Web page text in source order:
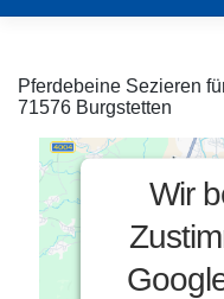
Pferdebeine Sezieren
71576 Burgstetten
Wir